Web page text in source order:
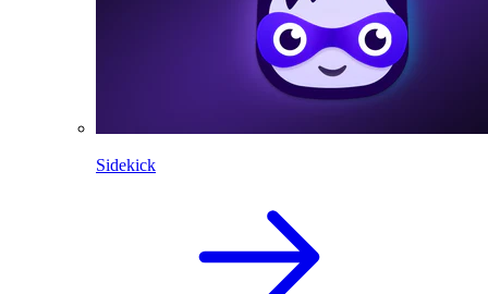
Sidekick